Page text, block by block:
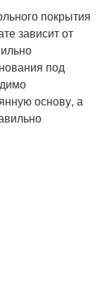
покрытия
зависит от
под
основу, а